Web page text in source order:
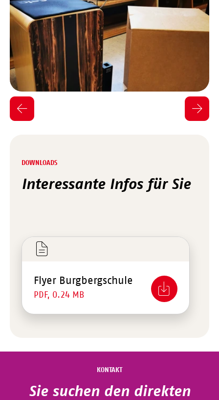
DOWNLOADS
Interessante Infos für Sie
Flyer Burgbergschule
PDF, 0.24 MB
KONTAKT
Sie suchen den direkten